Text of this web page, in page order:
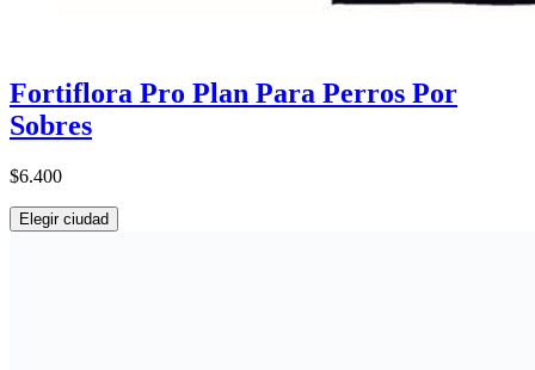
Fortiflora Pro Plan Para Perros Por
Sobres
$6.400
Elegir ciudad